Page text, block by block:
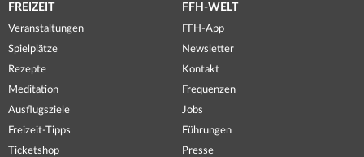
FREIZEIT
Veranstaltungen
Spielplätze
Rezepte
Meditation
Ausflugsziele
Freizeit-Tipps
Ticketshop
FFH-WELT
FFH-App
Newsletter
Kontakt
Frequenzen
Jobs
Führungen
Presse